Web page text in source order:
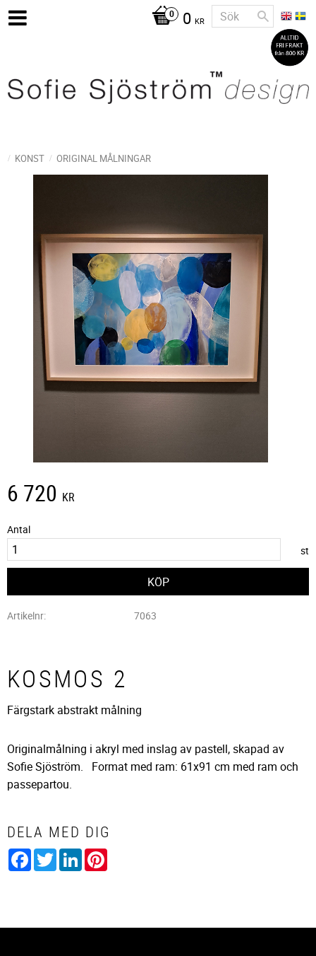
0 KR
KONST ORIGINAL MÅLNINGAR
6 720 KR
Antal
st
Artikelnr 7063
KOSMOS 2
Färgstark abstrakt målning
Originalmålning i akryl med inslag av pastell, skapad av
Sofie Sjöström. Format med ram: 61x91 cm med ram och
passepartou.
DELA MED DIG
Facebook
TwitterLinkedIn